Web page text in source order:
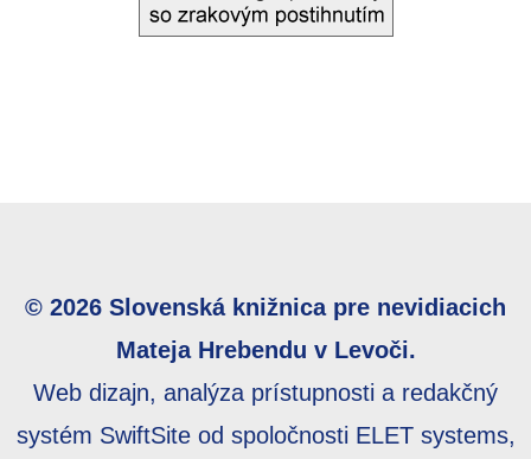
© 2026 Slovenská knižnica pre nevidiacich
Mateja Hrebendu v Levoči.
Web dizajn, analýza prístupnosti a redakčný
systém SwiftSite od spoločnosti ELET systems,